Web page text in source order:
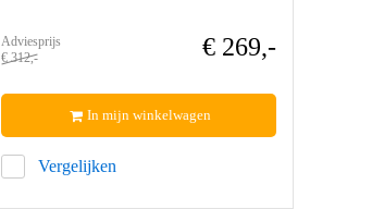
Adviesprijs
€ 312,-
€ 269,-
Vergelijken
In mijn winkelwagen